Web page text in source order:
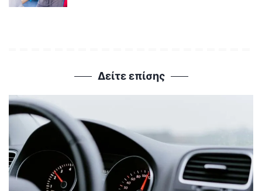
Δείτε επίσης